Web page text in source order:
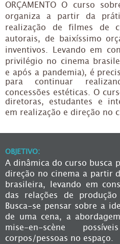
ORÇAMENTO O curso
organiza a partir da
realização de filmes de
autorais, de baixíssimo
inventivos. Levando em
privilégio no cinema
e após a pandemia), é
para continuar
concessões estéticas. O
diretoras, estudantes e
em realização e direção no
OBJETIVO:
A dinâmica do curso busca
direção no cinema a partir
brasileira, levando em
das relações de
Busca-se pensar sobre a
de uma cena, a
mise-en-scène
corpos/pessoas no espaço.